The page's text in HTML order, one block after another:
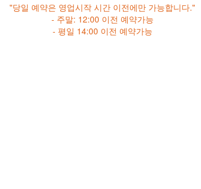
"당일 예약은 영업시작 시간 이전에만 가능합니다."
- 주말: 12:00 이전 예약가능
- 평일 14:00 이전 예약가능